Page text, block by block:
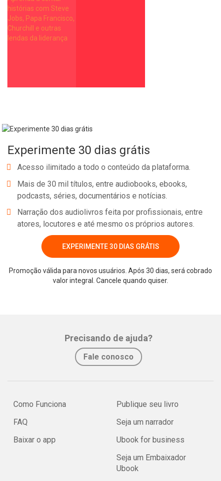
Experimente 30 dias grátis
Acesso ilimitado a todo o conteúdo da plataforma.
Mais de 30 mil títulos, entre audiobooks, ebooks,
podcasts, séries, documentários e notícias.
Narração dos audiolivros feita por profissionais, entre
atores, locutores e até mesmo os próprios autores.
EXPERIMENTE 30 DIAS GRÁTIS
Promoção válida para novos usuários. Após 30 dias, será cobrado
valor integral. Cancele quando quiser.
Precisando de ajuda?
Fale conosco
Como Funciona
FAQ
Baixar o app
Publique seu livro
Seja um narrador
Ubook for business
Seja um Embaixador
Ubook